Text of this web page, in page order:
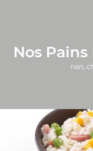
Nos
nan,